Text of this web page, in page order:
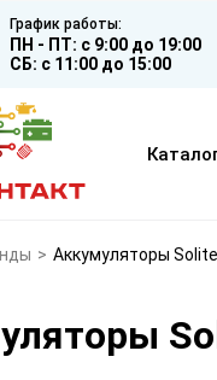
График работы:
ПН - ПТ: с 9:00 до 19:00
СБ: с 11:00 до 15:00
> Aккумуляторы Solite